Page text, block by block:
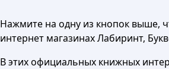
Нажмите на одну из кнопок выше,
интернет магазинах Лабиринт,
В этих официальных книжных